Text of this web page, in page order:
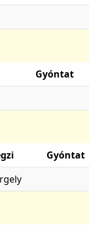
Gyóntat
Gyóntat